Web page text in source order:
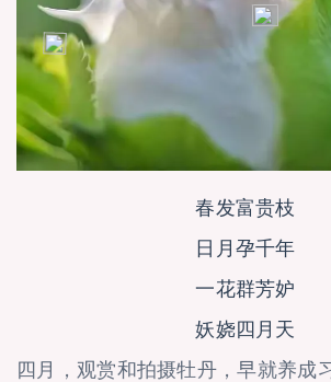
春发富贵枝
日月孕千年
一花群芳妒
妖娆四月天
四月，观赏和拍摄牡丹，早就养成